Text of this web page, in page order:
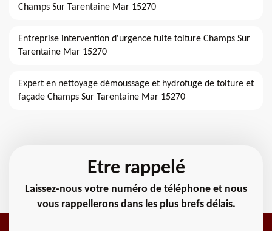
Champs Sur Tarentaine Mar 15270
Entreprise intervention d'urgence fuite toiture Champs Sur
Tarentaine Mar 15270
Expert en nettoyage démoussage et hydrofuge de toiture et
façade Champs Sur Tarentaine Mar 15270
Etre rappelé
Laissez-nous votre numéro de téléphone et nous
vous rappellerons dans les plus brefs délais.